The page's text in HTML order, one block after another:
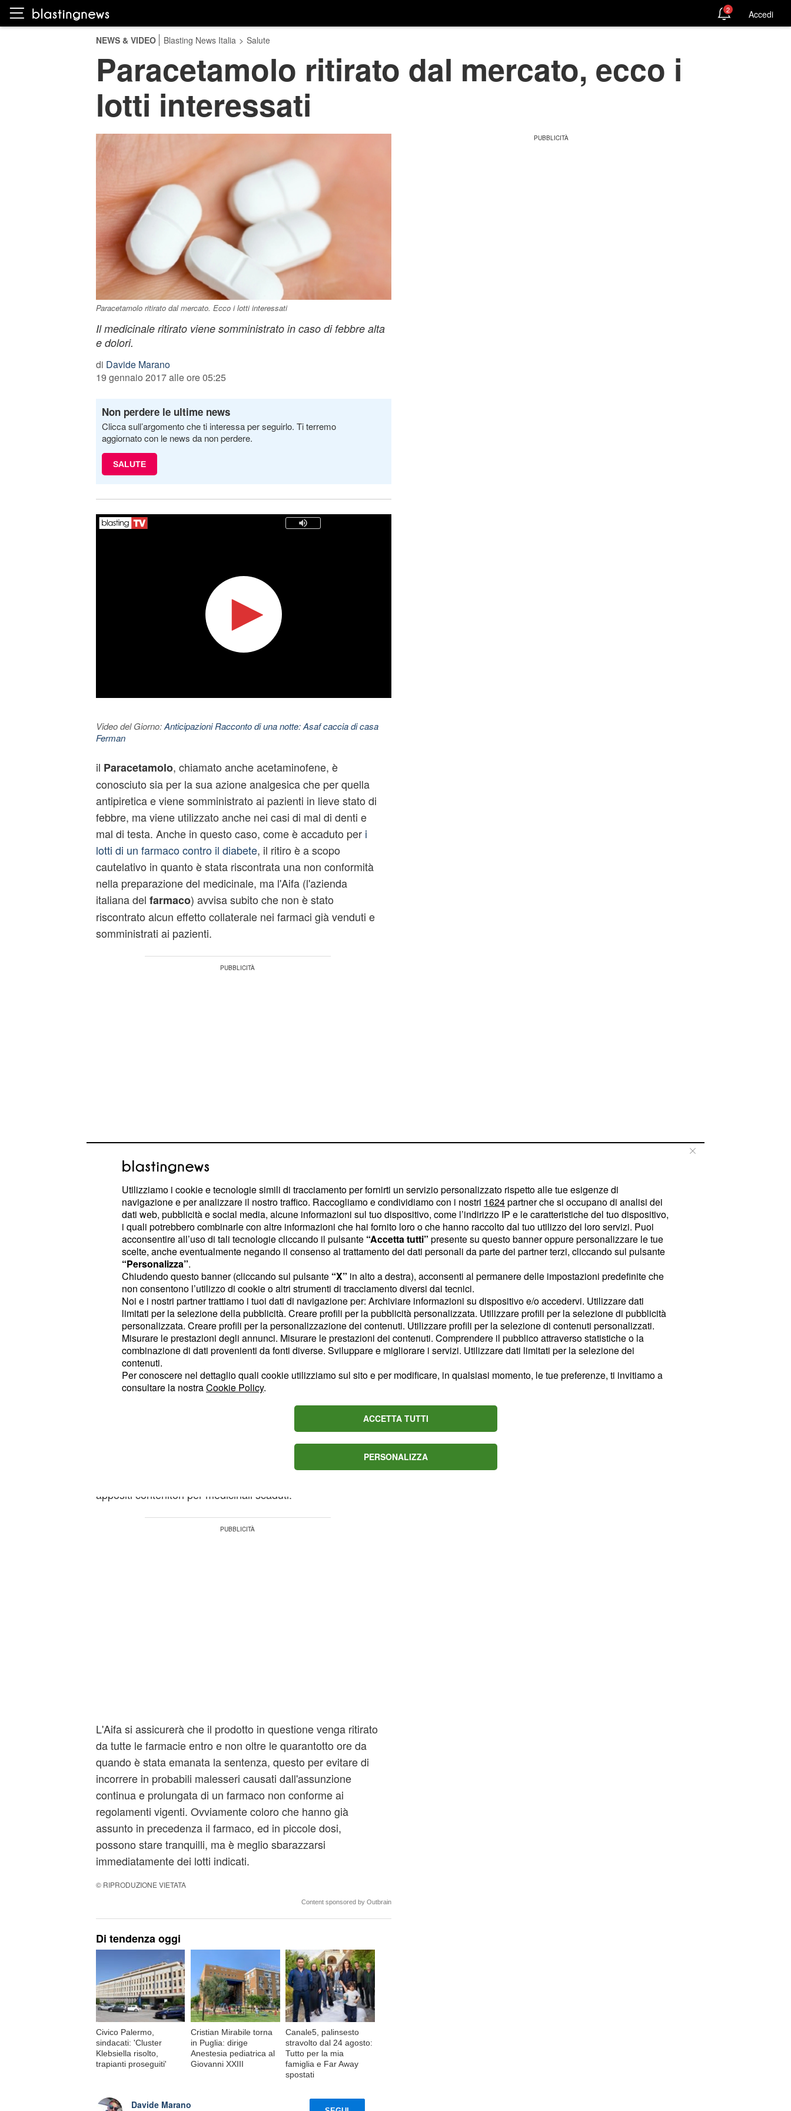
2 Accedi
NEWS & VIDEO Blasting News Italia > Salute
Paracetamolo ritirato dal mercato, ecco i
lotti interessati
Paracetamolo ritirato dal mercato. Ecco i lotti interessati
Il medicinale ritirato viene somministrato in caso di febbre alta
e dolori.
di Davide Marano
19 gennaio 2017 alle ore 05:25
Non perdere le ultime news
Clicca sull’argomento che ti interessa per seguirlo. Ti terremo
aggiornato con le news da non perdere.
SALUTE
Video del Giorno:Anticipazioni Racconto di una notte: Asaf caccia di casa
Ferman
il Paracetamolo, chiamato anche acetaminofene, è
conosciuto sia per la sua azione analgesica che per quella
antipiretica e viene somministrato ai pazienti in lieve stato di
febbre, ma viene utilizzato anche nei casi di mal di denti e
mal di testa. Anche in questo caso, come è accaduto per i
lotti di un farmaco contro il diabete, il ritiro è a scopo
cautelativo in quanto è stata riscontrata una non conformità
nella preparazione del medicinale, ma l'Aifa (l'azienda
italiana del farmaco) avvisa subito che non è stato
riscontrato alcun effetto collaterale nei farmaci già venduti e
somministrati ai pazienti.
Si tratta quindi di una disposizione per permettere che
vengano effettuate ulteriori analisi , ma non c'è alcun
pericolo per chi ha già utilizzato il farmaco in questione.
I lotti ritirati dal mercato sono i
seguenti
I lotti diParacetamoloche sono stati ritiratidal mercato
sono prodotti dalla EG Spa e comprendono le confezioni da
16 compresse da 1000mg -AIC 041467111con numero
2850023A, con scadenza a Novembre del 2017, ed il
numero A6001 con scadenza Giugno del 2019. Inoltre sono
stati posti a ritiro anche i lotti numero 1760001F con
scadenza Novembre del 2018 e K6046 con scadenza in
Aprile del 2021, delle confezioni di Paracetamolo da 20
. Ovviamente i
pazienti sono stati invitati a controllare nelle proprie case e,
nel caso in cui riscontrassero di essere in possesso dei lotti
sopraindicati, a riportare subito le confezioni nella farmacia
appositi contenitori per medicinali scaduti.
L'Aifa si assicurerà che il prodotto in questione venga ritirato
da tutte le farmacie entro e non oltre le quarantotto ore da
quando è stata emanata la sentenza, questo per evitare di
incorrere in probabili malesseri causati dall'assunzione
continua e prolungata di un farmaco non conforme ai
regolamenti vigenti. Ovviamente coloro che hanno già
assunto in precedenza il farmaco, ed in piccole dosi,
possono stare tranquilli, ma è meglio sbarazzarsi
immediatamente dei lotti indicati.
© RIPRODUZIONE VIETATA
Content sponsored by Outbrain
Di tendenza oggi
Civico Palermo,
sindacati: 'Cluster
Klebsiella risolto,
trapianti proseguiti'
Cristian Mirabile torna
in Puglia: dirige
Anestesia pediatrica al
Giovanni XXIII
Canale5, palinsesto
stravolto dal 24 agosto:
Tutto per la mia
famiglia e Far Away
spostati
Davide Marano
Utilizziamo i cookie e tecnologie simili di tracciamento per fornirti un servizio personalizzato rispetto alle tue esigenze di
navigazione e per analizzare il nostro traffico. Raccogliamo e condividiamo con i nostri 1624partner che si occupano di analisi dei
dati web, pubblicità e social media, alcune informazioni sul tuo dispositivo, come l’indirizzo IP e le caratteristiche del tuo dispositivo,
i quali potrebbero combinarle con altre informazioni che hai fornito loro o che hanno raccolto dal tuo utilizzo dei loro servizi. Puoi
acconsentire all’uso di tali tecnologie cliccando il pulsante “Accetta tutti” presente su questo banner oppure personalizzare le tue
scelte, anche eventualmente negando il consenso al trattamento dei dati personali da parte dei partner terzi, cliccando sul pulsante
“Personalizza”.
Chiudendo questo banner (cliccando sul pulsante “X” in alto a destra), acconsenti al permanere delle impostazioni predefinite che
non consentono l’utilizzo di cookie o altri strumenti di tracciamento diversi dai tecnici.
Noi e i nostri partner trattiamo i tuoi dati di navigazione per: Archiviare informazioni su dispositivo e/o accedervi. Utilizzare dati
limitati per la selezione della pubblicità. Creare profili per la pubblicità personalizzata. Utilizzare profili per la selezione di pubblicità
personalizzata. Creare profili per la personalizzazione dei contenuti. Utilizzare profili per la selezione di contenuti personalizzati.
Misurare le prestazioni degli annunci. Misurare le prestazioni dei contenuti. Comprendere il pubblico attraverso statistiche o la
combinazione di dati provenienti da fonti diverse. Sviluppare e migliorare i servizi. Utilizzare dati limitati per la selezione dei
contenuti.
Per conoscere nel dettaglio quali cookie utilizziamo sul sito e per modificare, in qualsiasi momento, le tue preferenze, ti invitiamo a
consultare la nostraCookie Policy.
ACCETTA TUTTI
PERSONALIZZA